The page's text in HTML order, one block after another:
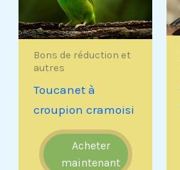
Bons de réduction et
autres
Toucanet à
croupion cramoisi
Acheter
maintenant